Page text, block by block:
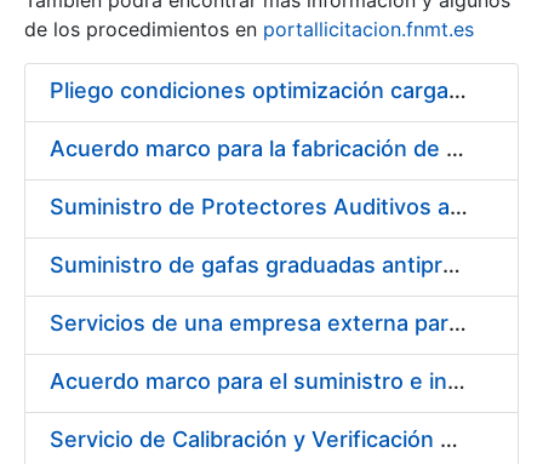
Show/Hide
de los procedimientos en portallicitacion.fnmt.es
Pliego condiciones optimización cargas compras firmado
Acuerdo marco para la fabricación de piezas
Suministro de Protectores Auditivos a medida para las personas trabajadoras de los Centros de Trabajo de Madrid y Burgos
Suministro de gafas graduadas antiproyecciones para los trabajadores de la FNMT-RCM en los centros de trabajo de Madrid y Burgos
Servicios de una empresa externa para el asesoramiento y resolución de los recursos de alzada que se presentan relacionados con procesos de selección para la FNMT-RCM
Acuerdo marco para el suministro e instalación de persianas, estores y otros complementos
Servicio de Calibración y Verificación Externa de los Equipos de Medición del Servicio de Prevención de la FNMT-RCM